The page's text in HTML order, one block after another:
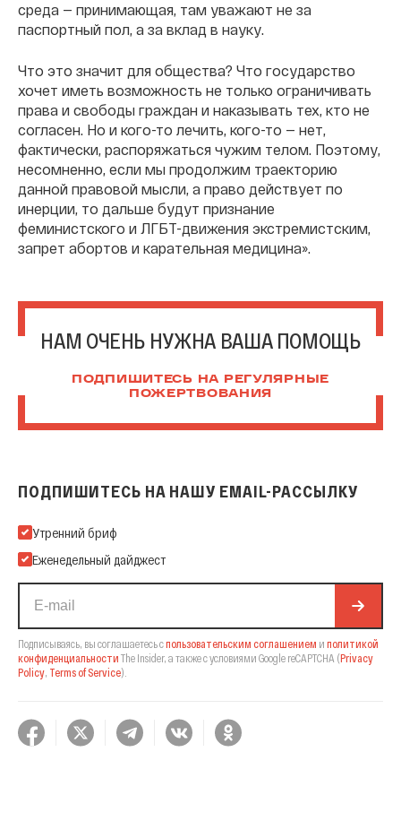
среда — принимающая, там уважают не за
паспортный пол, а за вклад в науку.
Что это значит для общества? Что государство
хочет иметь возможность не только ограничивать
права и свободы граждан и наказывать тех, кто не
согласен. Но и кого-то лечить, кого-то — нет,
фактически, распоряжаться чужим телом. Поэтому,
несомненно, если мы продолжим траекторию
данной правовой мысли, а право действует по
инерции, то дальше будут признание
феминистского и ЛГБТ-движения экстремистским,
запрет абортов и карательная медицина».
НАМ ОЧЕНЬ НУЖНА ВАША ПОМОЩЬ
ПОДПИШИТЕСЬ НА РЕГУЛЯРНЫЕ
ПОЖЕРТВОВАНИЯ
ПОДПИШИТЕСЬ НА НАШУ EMAIL-РАССЫЛКУ
Подпишитесь на нашу Email-рассылку
Утренний бриф
Еженедельный дайджест
Подписываясь, вы соглашаетесь спользовательским соглашением и политикой
конфиденциальности The Insider, а также с условиями Google reCAPTCHA (Privacy
Policy, Terms of Service).